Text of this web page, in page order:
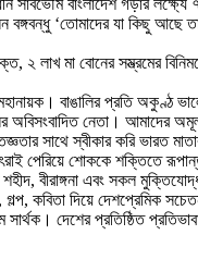
সার্বভৌম বাংলাদেশ গড়ার
‘তোমাদের যা কিছু আছে
মা বোনের সম্ভ্রমের
বাঙালির প্রতি অকুণ্ঠ
নেতা। আমাদের
সাথে স্বীকার করি ভারত
পেরিয়ে শোককে শক্তিতে
বীরাঙ্গনা এবং সকল
গল্প, কবিতা দিয়ে দেশপ্রেমিক
দেশের প্রতিষ্ঠিত